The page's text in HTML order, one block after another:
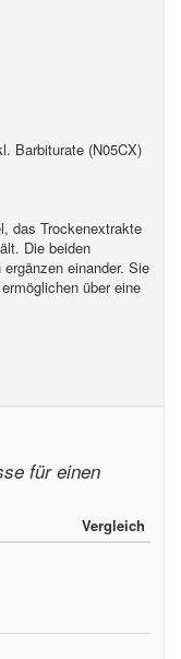
Barbiturate (N05CX)
das Trockenextrakte
Die beiden
einander. Sie
über eine
für einen
Vergleich